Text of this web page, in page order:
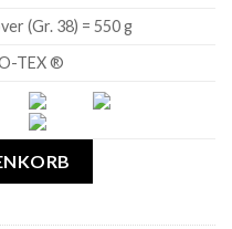
(Gr. 38) = 550 g
TEX ®